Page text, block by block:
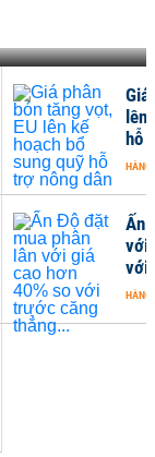
EU
quỹ
2026
lân
so
2026